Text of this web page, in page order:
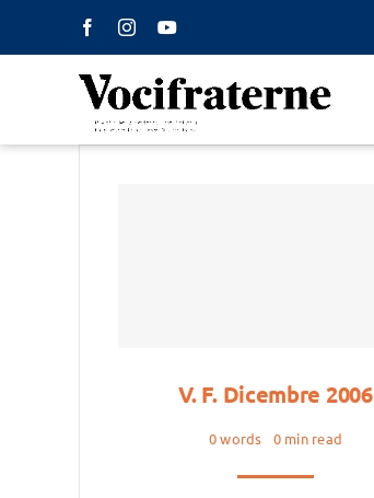
V. F. Dicembre 2006
0 words 0 min read